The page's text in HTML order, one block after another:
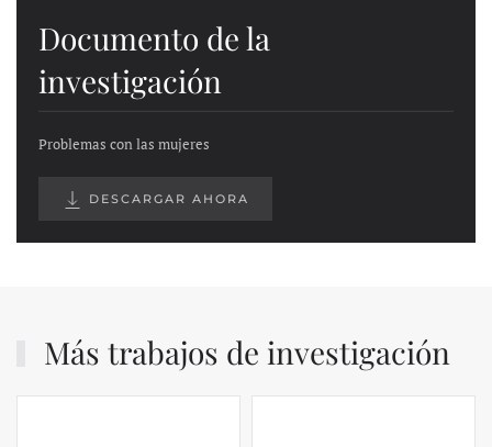
Documento de la
investigación
Problemas con las mujeres
DESCARGAR AHORA
Más trabajos de investigación